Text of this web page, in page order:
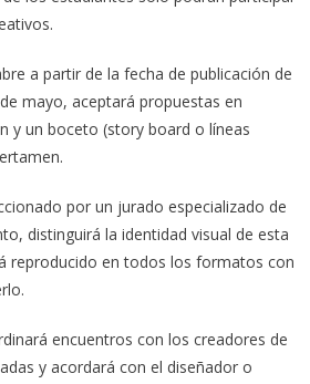
a partir de la fecha de publicación de
mayo, aceptará propuestas en
y un boceto (story board o líneas
por un jurado especializado de
distinguirá la identidad visual de esta
reproducido en todos los formatos con
encuentros con los creadores de
y acordará con el diseñador o